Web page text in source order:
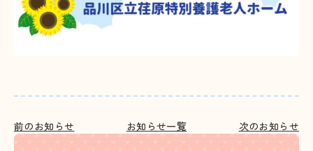
前のお知らせ お知らせ一覧 次のお知らせ